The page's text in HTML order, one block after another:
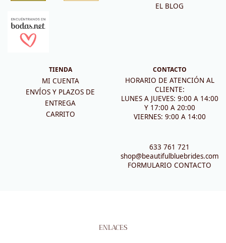
EL BLOG
TIENDA
MI CUENTA
ENVÍOS Y PLAZOS DE
ENTREGA
CARRITO
CONTACTO
HORARIO DE ATENCIÓN AL
CLIENTE:
LUNES A JUEVES: 9:00 A 14:00
Y 17:00 A 20:00
VIERNES: 9:00 A 14:00
633 761 721
shop@beautifulbluebrides.com
FORMULARIO CONTACTO
ENLACES